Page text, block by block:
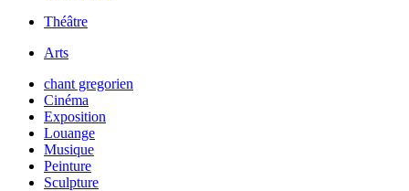
Théâtre
Arts
chant gregorien
Cinéma
Exposition
Louange
Musique
Peinture
Sculpture